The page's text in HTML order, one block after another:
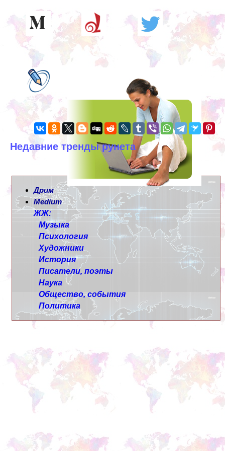
Недавние тренды рунета
Дрим
Medium
ЖЖ:
Музыка
Психология
Художники
История
Писатели, поэты
Наука
Общество, события
Политика